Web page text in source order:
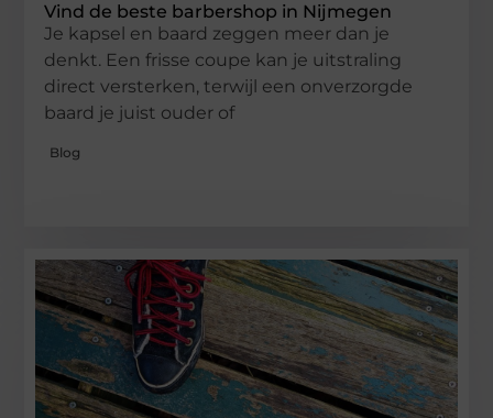
Vind de beste barbershop in Nijmegen
Je kapsel en baard zeggen meer dan je
denkt. Een frisse coupe kan je uitstraling
direct versterken, terwijl een onverzorgde
baard je juist ouder of
Blog